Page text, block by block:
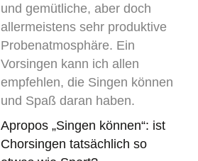
und gemütliche, aber doch
allermeistens sehr produktive
Probenatmosphäre. Ein
Vorsingen kann ich allen
empfehlen, die Singen können
und Spaß daran haben.
Apropos „Singen können“: ist
Chorsingen tatsächlich so